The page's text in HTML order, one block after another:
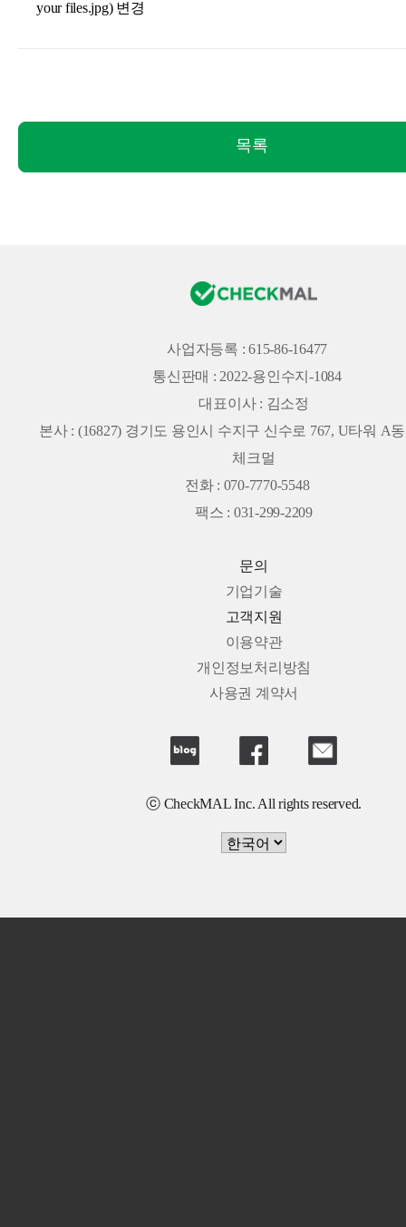
your files.jpg) 변경
목록
사업자등록 : 615-86-16477
통신판매 : 2022-용인수지-1084
대표이사 : 김소정
본사 : (16827) 경기도 용인시 수지구 신수로 767, U타워 A
체크멀
전화 : 070-7770-5548
팩스 : 031-299-2209
문의
기업기술
고객지원
이용약관
개인정보처리방침
사용권 계약서
ⓒ CheckMAL Inc. All rights reserved.